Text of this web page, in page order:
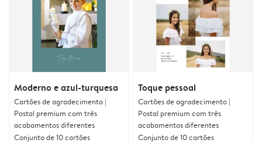
Moderno e azul-turquesa
Cartões de agradecimento |
Postal premium com três
acabamentos diferentes
Conjunto de 10 cartões
Toque pessoal
Cartões de agradecimento |
Postal premium com três
acabamentos diferentes
Conjunto de 10 cartões